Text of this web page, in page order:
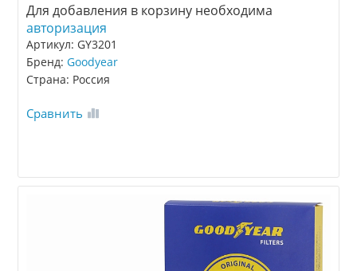
Для добавления в корзину необходима
авторизация
Артикул: GY3201
Бренд:Goodyear
Страна: Россия
Сравнить